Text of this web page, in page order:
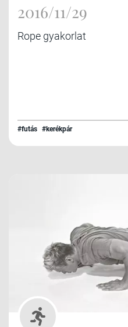
2016/11/29
Rope gyakorlat
#futás #kerékpár